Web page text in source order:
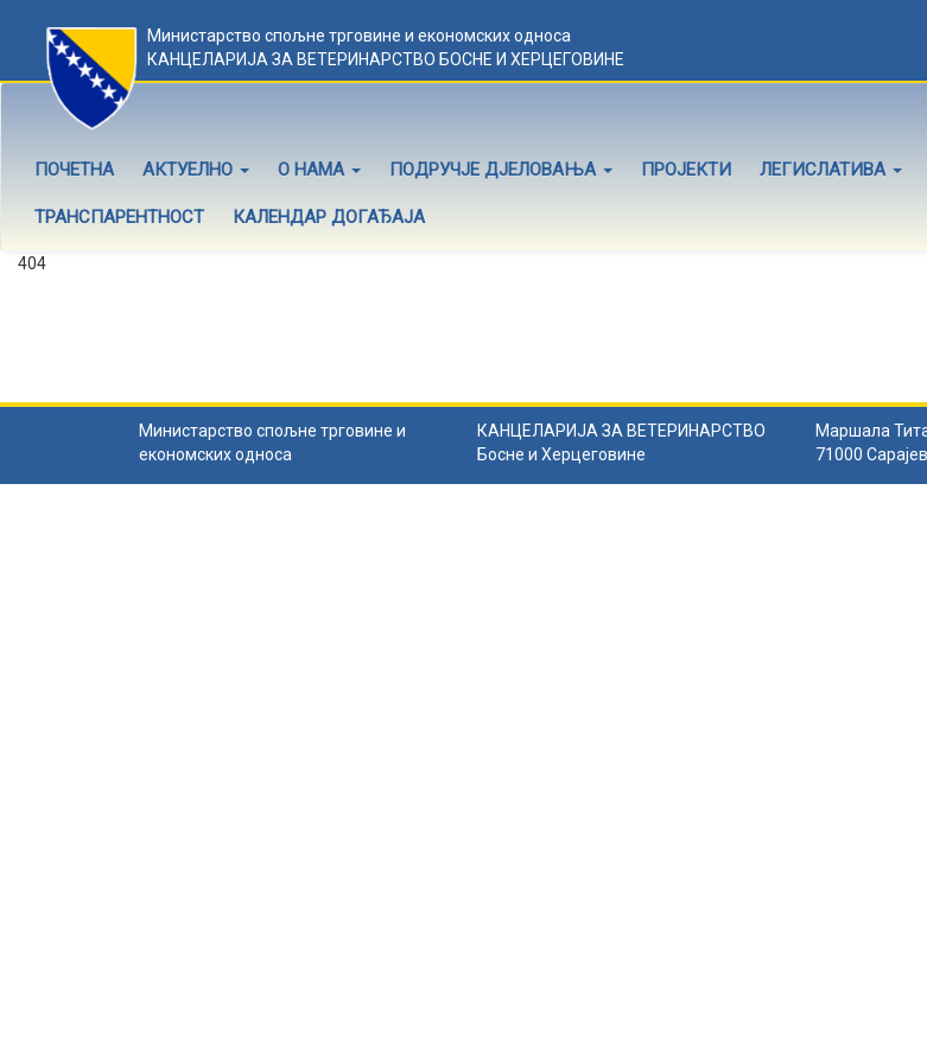
Министарство спољне трговине и економских односа
КАНЦЕЛАРИЈА ЗА ВЕТЕРИНАРСТВО БОСНЕ И ХЕРЦЕГОВИНЕ
ПОЧЕТНА АКТУЕЛНО О НАМА ПОДРУЧЈЕ ДЈЕЛОВАЊА ПРОЈЕКТИ ЛЕГИСЛАТИВА
ТРАНСПАРЕНТНОСТ КАЛЕНДАР ДОГАЂАЈА
404
Министарство спољне трговине и
економских односа
КАНЦЕЛАРИЈА ЗА ВЕТЕРИНАРСТВО
Босне и Херцеговине
Маршала
71000